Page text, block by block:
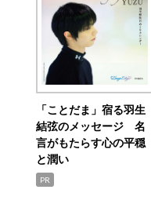
「ことだま」宿る羽生
結弦のメッセージ 名
言がもたらす心の平穏
と潤い
PR